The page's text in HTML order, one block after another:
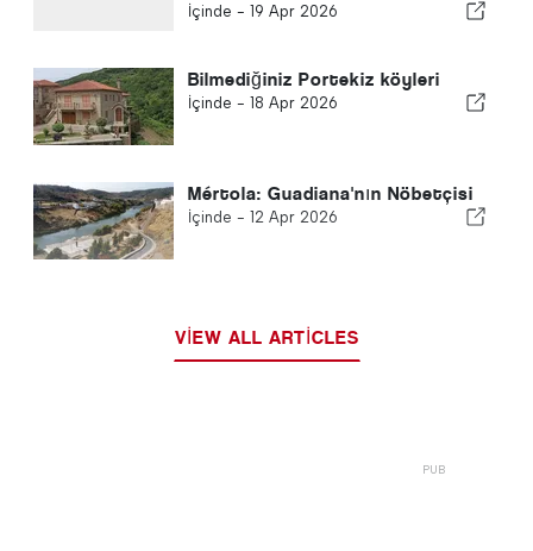
İçinde - 19 Apr 2026
Bilmediğiniz Portekiz köyleri
İçinde - 18 Apr 2026
Mértola: Guadiana'nın Nöbetçisi
İçinde - 12 Apr 2026
VIEW ALL ARTICLES